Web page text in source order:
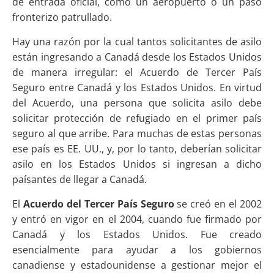
fronterizo patrullado.
Hay una razón por la cual tantos solicitantes de asilo
están ingresando a Canadá desde los Estados Unidos
de manera irregular: el Acuerdo de Tercer País
Seguro entre Canadá y los Estados Unidos. En virtud
del Acuerdo, una persona que solicita asilo debe
solicitar protección de refugiado en el primer país
seguro al que arribe. Para muchas de estas personas
ese país es EE. UU., y, por lo tanto, deberían solicitar
asilo en los Estados Unidos si ingresan a dicho
paísantes de llegar a Canadá.
El Acuerdo del Tercer País Segurose creó en el 2002
y entró en vigor en el 2004, cuando fue firmado por
Canadá y los Estados Unidos. Fue creado
esencialmente para ayudar a los gobiernos
canadiense y estadounidense a gestionar mejor el